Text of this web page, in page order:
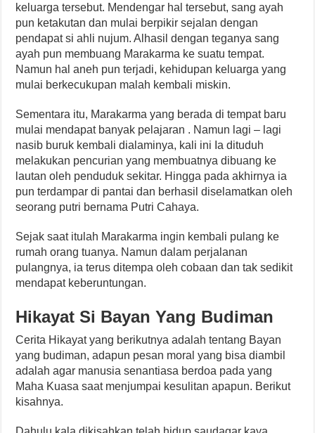
keluarga tersebut. Mendengar hal tersebut, sang ayah
pun ketakutan dan mulai berpikir sejalan dengan
pendapat si ahli nujum. Alhasil dengan teganya sang
ayah pun membuang Marakarma ke suatu tempat.
Namun hal aneh pun terjadi, kehidupan keluarga yang
mulai berkecukupan malah kembali miskin.
Sementara itu, Marakarma yang berada di tempat baru
mulai mendapat banyak pelajaran . Namun lagi – lagi
nasib buruk kembali dialaminya, kali ini Ia dituduh
melakukan pencurian yang membuatnya dibuang ke
lautan oleh penduduk sekitar. Hingga pada akhirnya ia
pun terdampar di pantai dan berhasil diselamatkan oleh
seorang putri bernama Putri Cahaya.
Sejak saat itulah Marakarma ingin kembali pulang ke
rumah orang tuanya. Namun dalam perjalanan
pulangnya, ia terus ditempa oleh cobaan dan tak sedikit
mendapat keberuntungan.
Hikayat Si Bayan Yang Budiman
Cerita Hikayat yang berikutnya adalah tentang Bayan
yang budiman, adapun pesan moral yang bisa diambil
adalah agar manusia senantiasa berdoa pada yang
Maha Kuasa saat menjumpai kesulitan apapun. Berikut
kisahnya.